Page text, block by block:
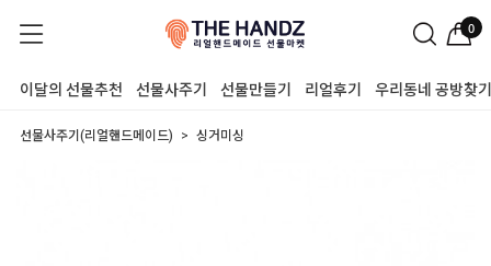
0
이달의 선물추천 선물사주기 선물만들기 리얼후기 우리동네 공방찾기
선물사주기(리얼핸드메이드) 싱거미싱